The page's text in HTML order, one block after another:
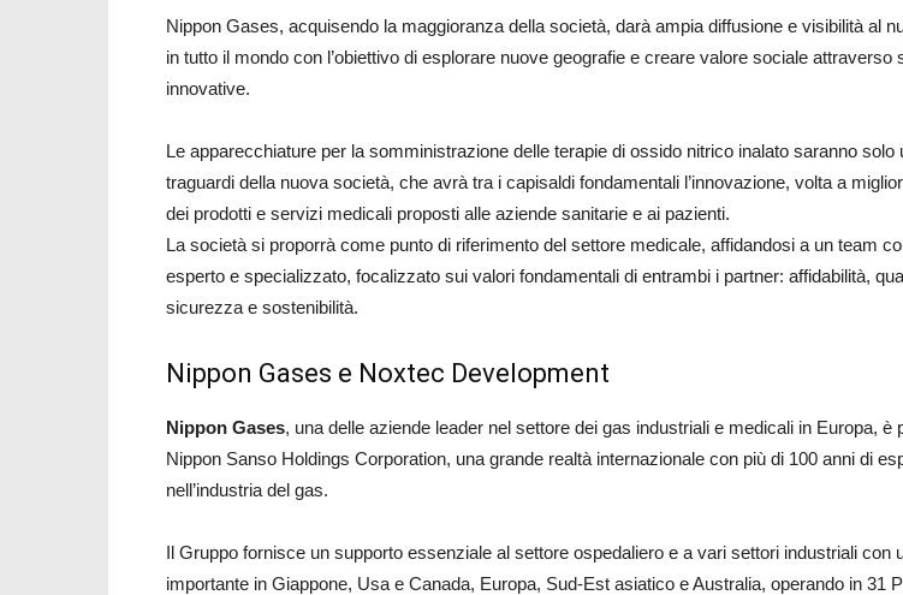
Nippon Gases, acquisendo la maggioranza della società, darà ampia diffusione e visibilità al
in tutto il mondo con l’obiettivo di esplorare nuove geografie e creare valore sociale attraverso
innovative.
Le apparecchiature per la somministrazione delle terapie di ossido nitrico inalato saranno solo
traguardi della nuova società, che avrà tra i capisaldi fondamentali l’innovazione, volta a
dei prodotti e servizi medicali proposti alle aziende sanitarie e ai pazienti.
La società si proporrà come punto di riferimento del settore medicale, affidandosi a un team
esperto e specializzato, focalizzato sui valori fondamentali di entrambi i partner: affidabilità,
sicurezza e sostenibilità.
Nippon Gases e Noxtec Development
Nippon Gases, una delle aziende leader nel settore dei gas industriali e medicali in Europa, è
Nippon Sanso Holdings Corporation, una grande realtà internazionale con più di 100 anni di
nell’industria del gas.
Il Gruppo fornisce un supporto essenziale al settore ospedaliero e a vari settori industriali con
importante in Giappone, Usa e Canada, Europa, Sud-Est asiatico e Australia, operando in 31